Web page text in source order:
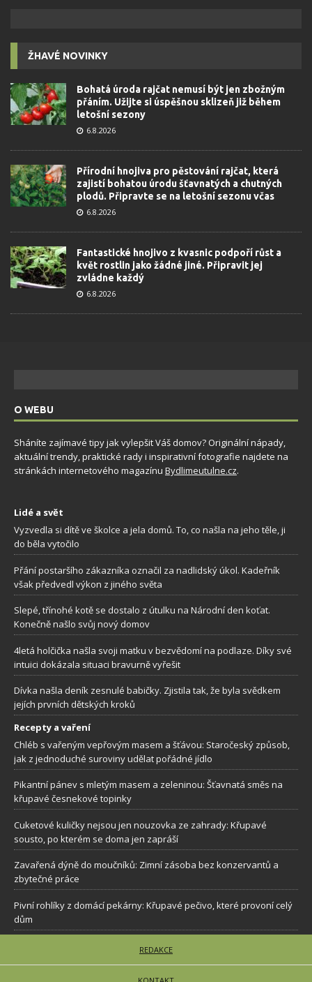
ŽHAVÉ NOVINKY
Bohatá úroda rajčat nemusí být jen zbožným
přáním. Užijte si úspěšnou sklizeň již během
letošní sezony
6.8.2026
Přírodní hnojiva pro pěstování rajčat, která
zajistí bohatou úrodu šťavnatých a chutných
plodů. Připravte se na letošní sezonu včas
6.8.2026
Fantastické hnojivo z kvasnic podpoří růst a
květ rostlin jako žádné jiné. Připravit jej
zvládne každý
6.8.2026
O WEBU
Sháníte zajímavé tipy jak vylepšit Váš domov? Originální nápady,
aktuální trendy, praktické rady i inspirativní fotografie najdete na
stránkách internetového magazínu Bydlimeutulne.cz.
Lidé a svět
Vyzvedla si dítě ve školce a jela domů. To, co našla na jeho těle, ji
do běla vytočilo
Přání postaršího zákazníka označil za nadlidský úkol. Kadeřník
však předvedl výkon z jiného světa
Slepé, třínohé kotě se dostalo z útulku na Národní den koťat.
Konečně našlo svůj nový domov
4letá holčička našla svoji matku v bezvědomí na podlaze. Díky své
intuici dokázala situaci bravurně vyřešit
Dívka našla deník zesnulé babičky. Zjistila tak, že byla svědkem
jejích prvních dětských kroků
Recepty a vaření
Chléb s vařeným vepřovým masem a šťávou: Staročeský způsob,
jak z jednoduché suroviny udělat pořádné jídlo
Pikantní pánev s mletým masem a zeleninou: Šťavnatá směs na
křupavé česnekové topinky
Cuketové kuličky nejsou jen nouzovka ze zahrady: Křupavé
sousto, po kterém se doma jen zapráší
Zavařená dýně do moučníků: Zimní zásoba bez konzervantů a
zbytečné práce
Pivní rohlíky z domácí pekárny: Křupavé pečivo, které provoní celý
dům
REDAKCE